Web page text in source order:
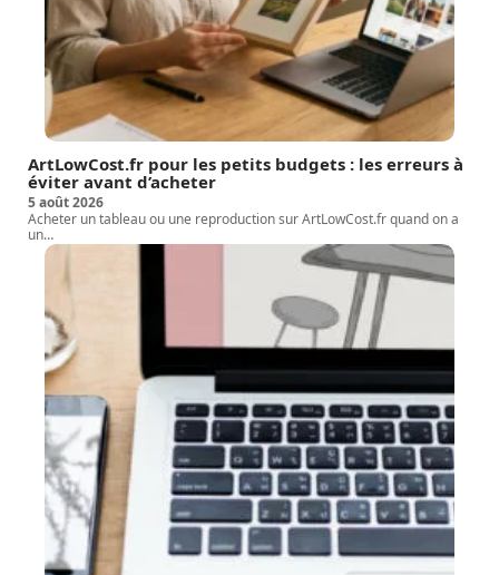
ArtLowCost.fr pour les petits budgets : les erreurs à
éviter avant d’acheter
5 août 2026
Acheter un tableau ou une reproduction sur ArtLowCost.fr quand on a
un…